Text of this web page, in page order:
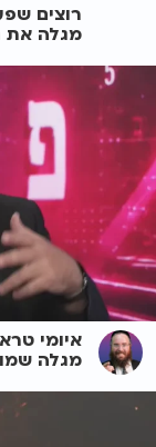
רוצים
מגלה את
איומי
מגלה